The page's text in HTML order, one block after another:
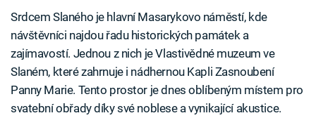
Srdcem Slaného je hlavní Masarykovo náměstí, kde
návštěvníci najdou řadu historických památek a
zajímavostí. Jednou z nich je Vlastivědné muzeum ve
Slaném, které zahrnuje i nádhernou Kapli Zasnoubení
Panny Marie. Tento prostor je dnes oblíbeným místem pro
svatební obřady díky své noblese a vynikající akustice.